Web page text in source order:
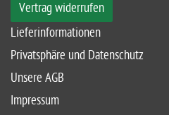
Vertrag widerrufen
Lieferinformationen
Privatsphäre und Datenschutz
Unsere AGB
Impressum